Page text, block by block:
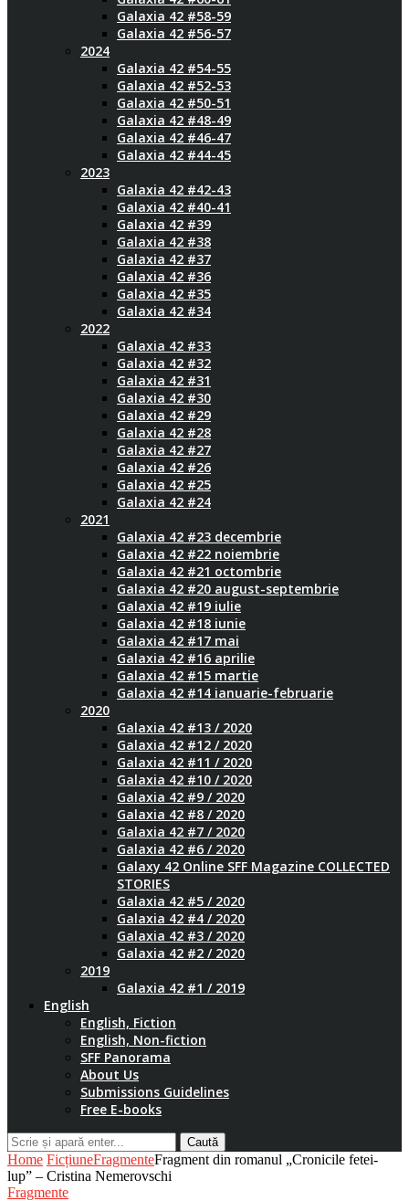
Galaxia 42 #58-59
Galaxia 42 #56-57
2024
Galaxia 42 #54-55
Galaxia 42 #52-53
Galaxia 42 #50-51
Galaxia 42 #48-49
Galaxia 42 #46-47
Galaxia 42 #44-45
2023
Galaxia 42 #42-43
Galaxia 42 #40-41
Galaxia 42 #39
Galaxia 42 #38
Galaxia 42 #37
Galaxia 42 #36
Galaxia 42 #35
Galaxia 42 #34
2022
Galaxia 42 #33
Galaxia 42 #32
Galaxia 42 #31
Galaxia 42 #30
Galaxia 42 #29
Galaxia 42 #28
Galaxia 42 #27
Galaxia 42 #26
Galaxia 42 #25
Galaxia 42 #24
2021
Galaxia 42 #23 decembrie
Galaxia 42 #22 noiembrie
Galaxia 42 #21 octombrie
Galaxia 42 #20 august-septembrie
Galaxia 42 #19 iulie
Galaxia 42 #18 iunie
Galaxia 42 #17 mai
Galaxia 42 #16 aprilie
Galaxia 42 #15 martie
Galaxia 42 #14 ianuarie-februarie
2020
Galaxia 42 #13 / 2020
Galaxia 42 #12 / 2020
Galaxia 42 #11 / 2020
Galaxia 42 #10 / 2020
Galaxia 42 #9 / 2020
Galaxia 42 #8 / 2020
Galaxia 42 #7 / 2020
Galaxia 42 #6 / 2020
Galaxy 42 Online SFF Magazine COLLECTED
STORIES
Galaxia 42 #5 / 2020
Galaxia 42 #4 / 2020
Galaxia 42 #3 / 2020
Galaxia 42 #2 / 2020
2019
Galaxia 42 #1 / 2019
English
English, Fiction
English, Non-fiction
SFF Panorama
About Us
Submissions Guidelines
Free E-books
Caută
Home FicțiuneFragmenteFragment din romanul „Cronicile fetei-
lup” – Cristina Nemerovschi
Fragmente